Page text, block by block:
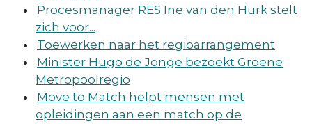
Procesmanager RES Ine van den Hurk stelt
zich voor...
Toewerken naar het regioarrangement
Minister Hugo de Jonge bezoekt Groene
Metropoolregio
Move to Match helpt mensen met
opleidingen aan een match op de